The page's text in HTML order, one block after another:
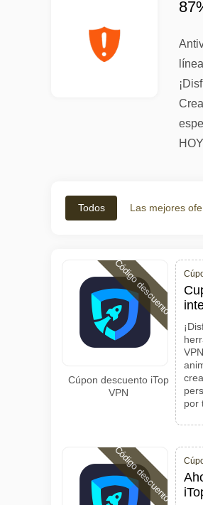
Todos Las mejores
Código descuento
Cúpon descuento iTop
VPN
por
Código descuento